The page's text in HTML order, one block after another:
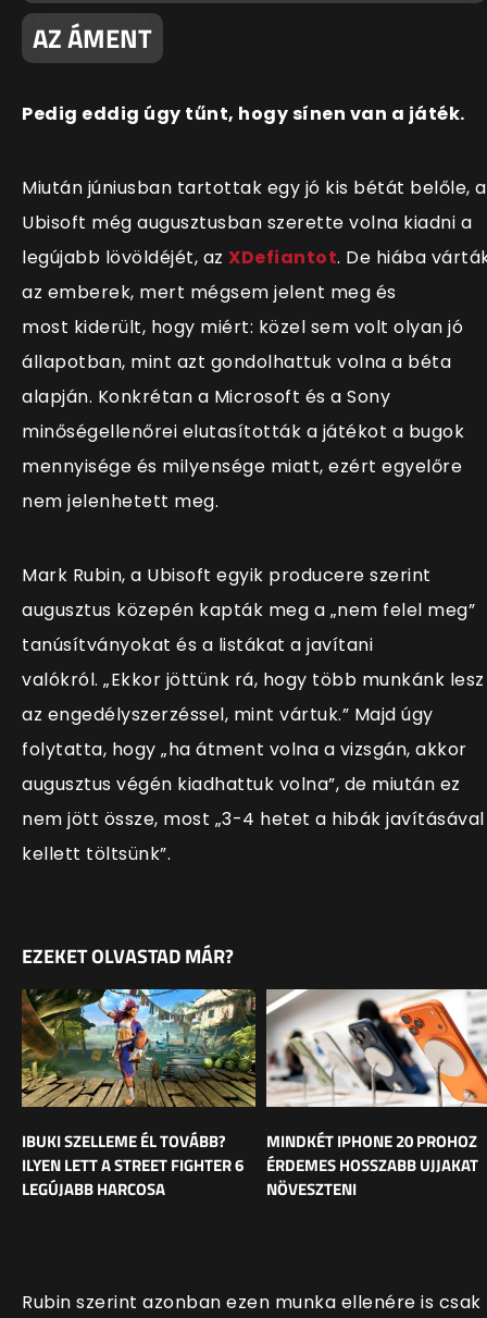
AZ ÁMENT
Pedig eddig úgy tűnt, hogy sínen van a játék.
Miután júniusban tartottak egy jó kis bétát belőle, a
Ubisoft még augusztusban szerette volna kiadni a
legújabb lövöldéjét, az XDefiantot. De hiába
az emberek, mert mégsem jelent meg és
most kiderült, hogy miért: közel sem volt olyan jó
állapotban, mint azt gondolhattuk volna a béta
alapján. Konkrétan a Microsoft és a Sony
minőségellenőrei elutasították a játékot a bugok
mennyisége és milyensége miatt, ezért egyelőre
nem jelenhetett meg.
Mark Rubin, a Ubisoft egyik producere szerint
augusztus közepén kapták meg a „nem felel meg”
tanúsítványokat és a listákat a javítani
valókról. „Ekkor jöttünk rá, hogy több munkánk lesz
az engedélyszerzéssel, mint vártuk.” Majd úgy
folytatta, hogy „ha átment volna a vizsgán, akkor
augusztus végén kiadhattuk volna”, de miután ez
nem jött össze, most „3-4 hetet a hibák javításával
kellett töltsünk”.
EZEKET OLVASTAD MÁR?
IBUKI SZELLEME ÉL TOVÁBB?
ILYEN LETT A STREET FIGHTER 6
LEGÚJABB HARCOSA
MINDKÉT IPHONE 20 PROHOZ
ÉRDEMES HOSSZABB UJJAKAT
NÖVESZTENI
Rubin szerint azonban ezen munka ellenére is csak